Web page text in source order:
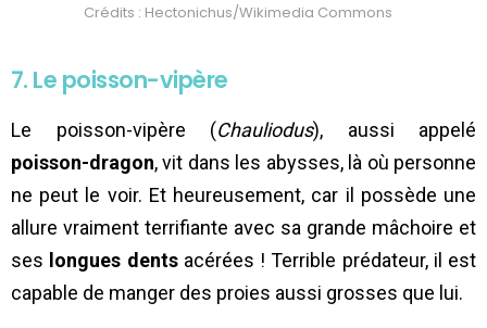
Crédits : Hectonichus/Wikimedia Commons
7. Le poisson-vipère
Le poisson-vipère (Chauliodus), aussi appelé
poisson-dragon, vit dans les abysses, là où personne
ne peut le voir. Et heureusement, car il possède une
allure vraiment terrifiante avec sa grande mâchoire et
ses longues dentsacérées ! Terrible prédateur, il est
capable de manger des proies aussi grosses que lui.